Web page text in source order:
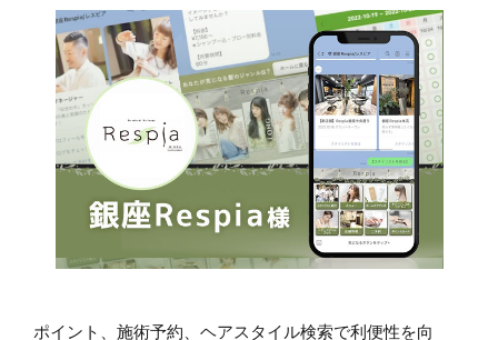
ポイント、施術予約、ヘアスタイル検索で利便性を向